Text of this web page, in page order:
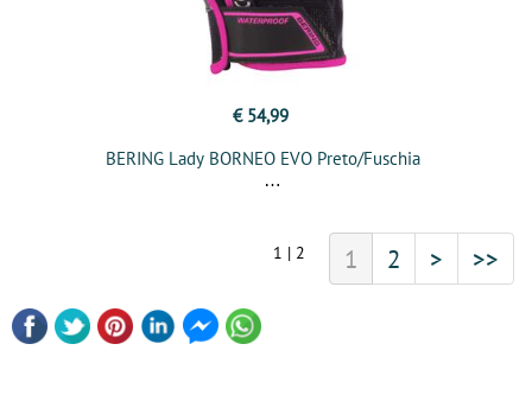
€ 54,99
BERING Lady BORNEO EVO Preto/Fuschia
1 | 2 1 2 > >>